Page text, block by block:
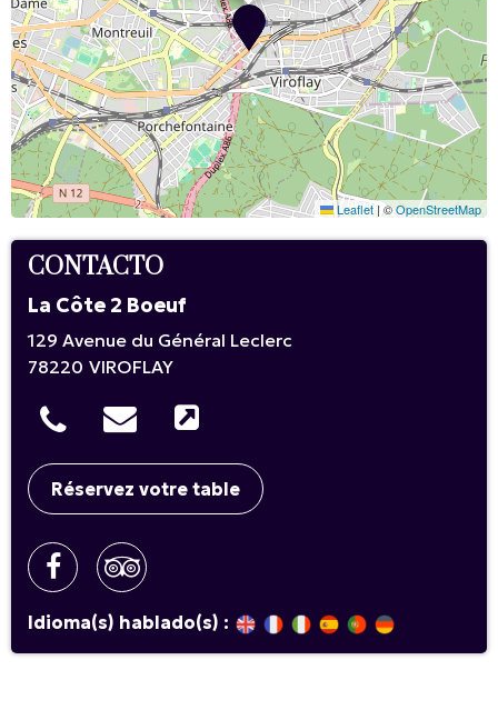
Leaflet |©OpenStreetMap
CONTACTO
La Côte 2 Boeuf
129 Avenue du Général Leclerc
78220 VIROFLAY
Réservez votre table
Idioma(s) hablado(s) :